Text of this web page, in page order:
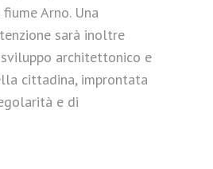
Arno. Una
sarà inoltre
architettonico e
cittadina, improntata
e di